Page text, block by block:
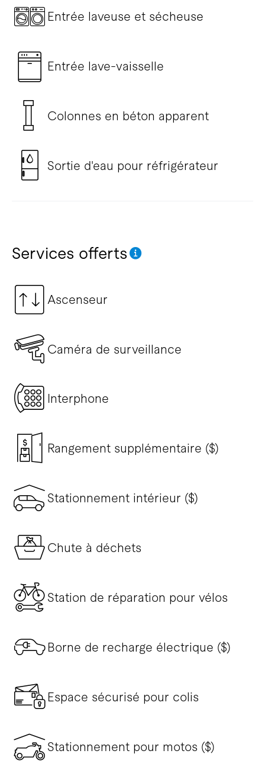
Entrée laveuse et sécheuse
Entrée lave-vaisselle
Colonnes en béton apparent
Sortie d'eau pour réfrigérateur
Services offerts
Ascenseur
Caméra de surveillance
Interphone
Rangement supplémentaire ($)
Stationnement intérieur ($)
Chute à déchets
Station de réparation pour vélos
Borne de recharge électrique ($)
Espace sécurisé pour colis
Stationnement pour motos ($)